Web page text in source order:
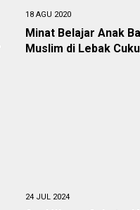
18 AGU 2020
Minat Belajar Anak
Muslim di Lebak
24 JUL 2024